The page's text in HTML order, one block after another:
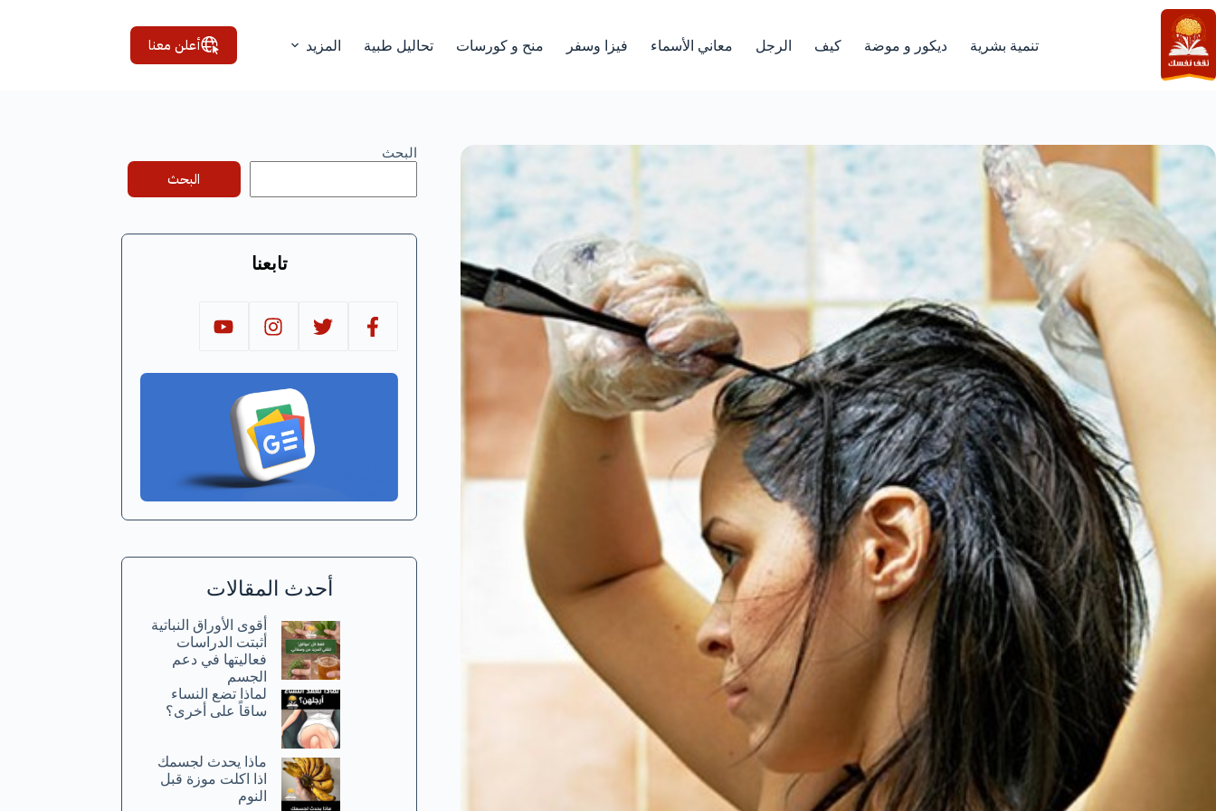
التجاوز
إلى
المحتوى
تنمية بشرية ديكور و موضة كيف الرجل معاني الأسماء فيزا وسفر منح و كورسات تحاليل طبية المزيد أعلن معنا
البحث
البحث
تابعنا
أحدث المقالات
أقوى الأوراق النباتية
أثبتت الدراسات
فعاليتها في دعم
الجسم
لماذا تضع النساء
ساقاً على أخرى؟
ماذا يحدث لجسمك
اذا اكلت موزة قبل
النوم